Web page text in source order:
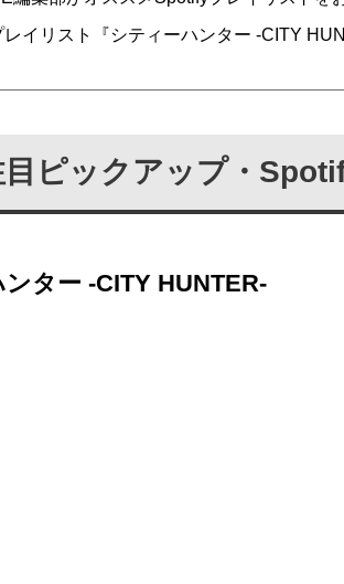
イリスト『シティーハンター -CITY
ピックアップ・
ター -CITY HUNTER-